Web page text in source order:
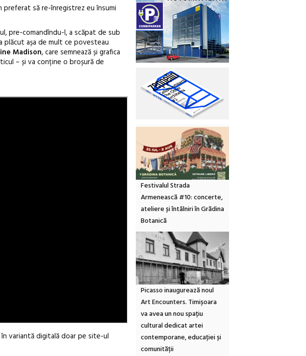
preferat să re-înregistrez eu însumi
pre-comandîndu-l, a scăpat de sub
plăcut așa de mult ce povesteau
Madison, care semnează și grafica
– și va conține o broșură de
variantă digitală doar pe site-ul
Festivalul Strada
Armenească #10: concerte,
ateliere și întâlniri în Grădina
Botanică
Picasso inaugurează noul
Art Encounters. Timișoara
va avea un nou spațiu
cultural dedicat artei
contemporane, educației și
comunității